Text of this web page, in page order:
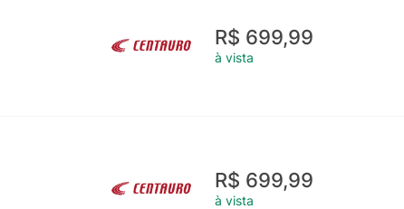
R$ 699,99
à vista
R$ 699,99
à vista